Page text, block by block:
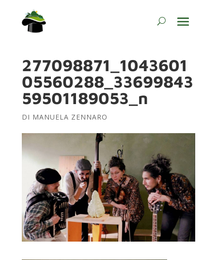
277098871_1043601
05560288_33699843
59501189053_n
DI MANUELA ZENNARO